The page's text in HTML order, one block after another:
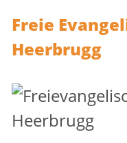
Freie
Heerbrugg